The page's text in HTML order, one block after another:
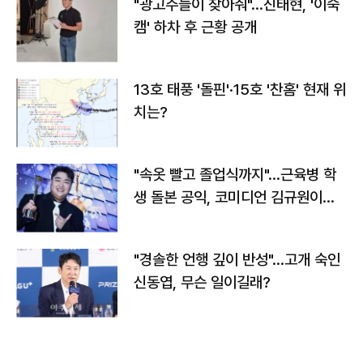
"광고주들이 찾아줘"…진태현, '이숙
캠' 하차 후 근황 공개
13호 태풍 '돌핀'·15호 '찬홈' 현재 위
치는?
"속옷 빨고 졸업식까지"…근육병 학
생 돌본 공익, 코미디언 김규원이었
"경솔한 언행 깊이 반성"…고개 숙인
신동엽, 무슨 일이길래?